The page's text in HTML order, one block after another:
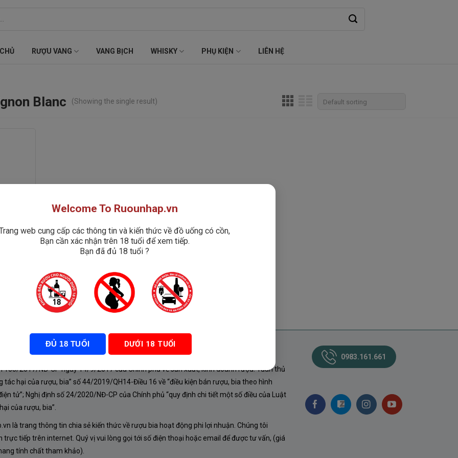
RƯỢU VANG VANG BỊCH WHISKY PHỤ KIỆN LIÊN HỆ
Blanc (Showing the single result)
SÁCH
105/2017/NĐ-CP ngày 14/9/2017 của Chính phủ về sản xuất, kinh doanh rượu. Tuân thủ
tác hại của rượu, bia” số 44/2019/QH14-Điều 16 về “điều kiện bán rượu, bia theo hình
tử”; Nghị định số 24/2020/NĐ-CP của Chính phủ “quy định chi tiết một số điều của Luật
của rượu, bia”.
là trang thông tin chia sẻ kiến thức về rượu bia hoạt động phi lợi nhuận. Chúng tôi
trực tiếp trên internet. Quý vị vui lòng gọi tới số điện thoại hoặc email để được tư vấn, (giá
tính chất tham khảo).
0983.161.661
Welcome To Ruounhap.vn
web cung cấp các thông tin và kiến thức về đồ uống có cồn,
Bạn cần xác nhận trên 18 tuổi để xem tiếp.
Bạn đã đủ 18 tuổi ?
ĐỦ 18 TUỔI DƯỚI 18 TUỔI